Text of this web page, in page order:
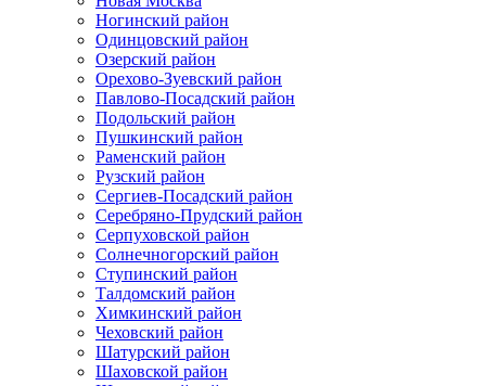
Ногинский район
Одинцовский район
Озерский район
Орехово-Зуевский район
Павлово-Посадский район
Подольский район
Пушкинский район
Раменский район
Рузский район
Сергиев-Посадский район
Серебряно-Прудский район
Серпуховской район
Солнечногорский район
Ступинский район
Талдомский район
Химкинский район
Чеховский район
Шатурский район
Шаховской район